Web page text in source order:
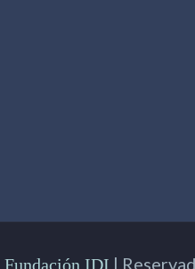
Fundación IDI |